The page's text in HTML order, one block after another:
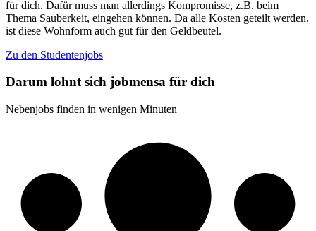
für dich. Dafür muss man allerdings Kompromisse, z.B. beim
Thema Sauberkeit, eingehen können. Da alle Kosten geteilt werden,
ist diese Wohnform auch gut für den Geldbeutel.
Zu den Studentenjobs
Darum lohnt sich jobmensa für dich
Nebenjobs finden in wenigen Minuten